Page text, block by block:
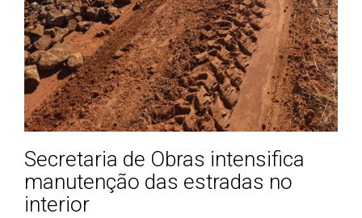
Secretaria de Obras intensifica
manutenção das estradas no
interior